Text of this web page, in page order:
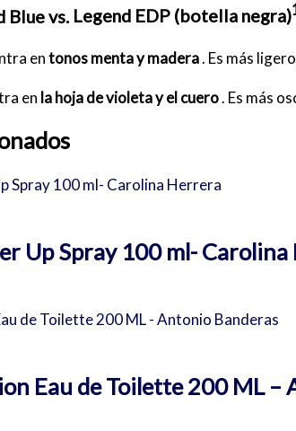
Blue vs. Legend EDP (botella negra)
entonos menta y madera. Es más
en la hoja de violeta y el cuero. Es más
Up Spray 100 ml-
Eau de Toilette 200 ML –